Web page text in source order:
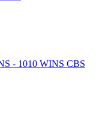
- 1010 WINS CBS